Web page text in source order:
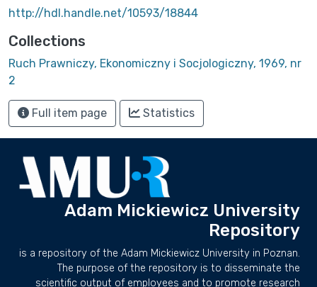
http://hdl.handle.net/10593/18844
Collections
Ruch Prawniczy, Ekonomiczny i Socjologiczny, 1969, nr
2
Full item page Statistics
Adam Mickiewicz University
Repository
is a repository of the Adam Mickiewicz University in Poznan.
The purpose of the repository is to disseminate the
scientific output of employees and to promote research